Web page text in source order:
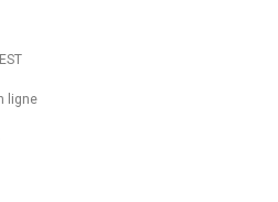
ligne